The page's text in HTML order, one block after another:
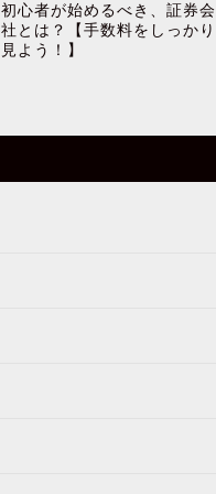
初心者が始めるべき、証券会
社とは？【手数料をしっかり
見よう！】